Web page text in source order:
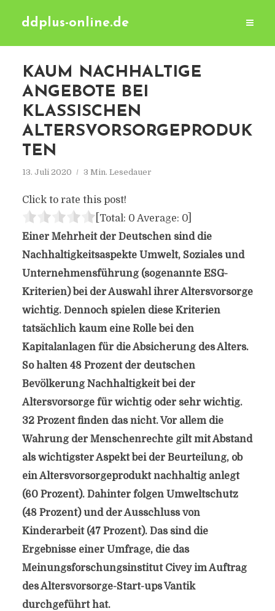
ddplus-online.de
KAUM NACHHALTIGE
ANGEBOTE BEI
KLASSISCHEN
ALTERSVORSORGEPRODUK
TEN
13. Juli 2020 3 Min. Lesedauer
Click to rate this post!
[Total: 0 Average: 0]
Einer Mehrheit der Deutschen sind die
Nachhaltigkeitsaspekte Umwelt, Soziales und
Unternehmensführung (sogenannte ESG-
Kriterien) bei der Auswahl ihrer Altersvorsorge
wichtig. Dennoch spielen diese Kriterien
tatsächlich kaum eine Rolle bei den
Kapitalanlagen für die Absicherung des Alters.
So halten 48 Prozent der deutschen
Bevölkerung Nachhaltigkeit bei der
Altersvorsorge für wichtig oder sehr wichtig.
32 Prozent finden das nicht. Vor allem die
Wahrung der Menschenrechte gilt mit Abstand
als wichtigster Aspekt bei der Beurteilung, ob
ein Altersvorsorgeprodukt nachhaltig anlegt
(60 Prozent). Dahinter folgen Umweltschutz
(48 Prozent) und der Ausschluss von
Kinderarbeit (47 Prozent). Das sind die
Ergebnisse einer Umfrage, die das
Meinungsforschungsinstitut Civey im Auftrag
des Altersvorsorge-Start-ups Vantik
durchgeführt hat.